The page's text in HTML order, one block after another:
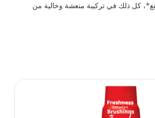
كل ذلك في تركيبة منعشة وخالية من